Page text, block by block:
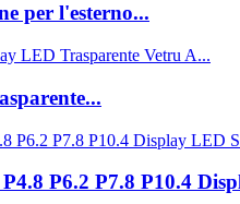
per l'esterno...
P6.2 P7.8 P10.4